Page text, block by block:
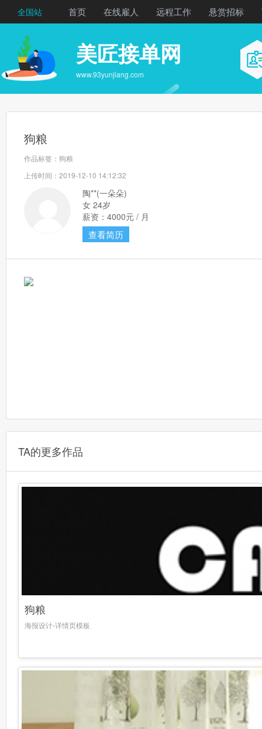
全国站 首页 在线雇人 远程工作 悬赏招标
美匠接单网
www.93yunjiang.com
狗粮
作品标签：狗粮
上传时间：2019-12-10 14:12:32
陶**(一朵朵)
女 24岁
薪资：4000元 / 月
查看简历
TA的更多作品
狗粮
海报设计-详情页模板